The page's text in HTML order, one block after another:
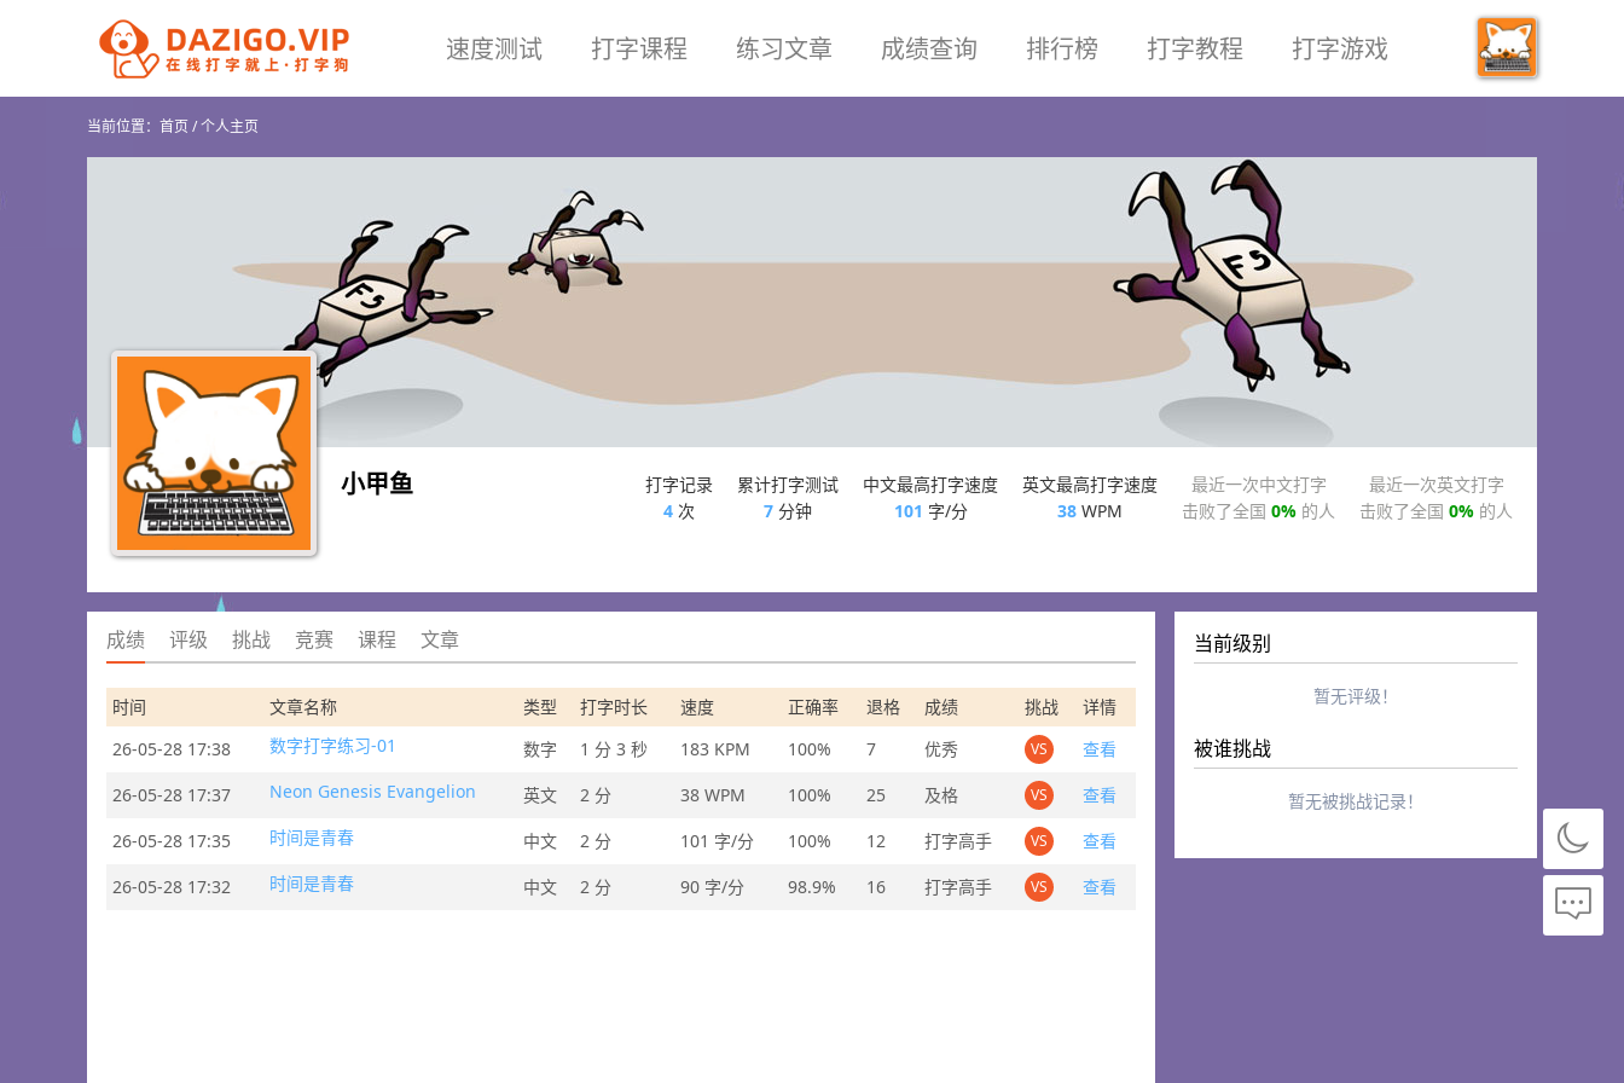
速度测试 打字课程 练习文章 成绩查询 排行榜 打字教程 打字游戏
当前位置： 首页/个人主页
小甲鱼
打字记录
4 次
累计打字测试
7 分钟
中文最高打字速度
101 字/分
英文最高打字速度
38 WPM
最近一次中文打字
击败了全国 0% 的人
最近一次英文打字
击败了全国 0% 的人
成绩 评级 挑战 竞赛 课程 文章
时间 文章名称 类型 打字时长 速度 正确率 退格 成绩 挑战
详情
26-05-28 17:38
数字打字练习-01 数字 1 分 3 秒 183 KPM 100% 7 优秀 VS
查看
26-05-28 17:37
Neon Genesis Evangelion 英文 2 分 38 WPM 100% 25 及格 VS
查看
26-05-28 17:35
时间是青春 中文 2 分 101 字/分 100% 12 打字高手 VS
查看
26-05-28 17:32
时间是青春 中文 2 分 90 字/分 98.9% 16 打字高手 VS 查看
当前级别
暂无评级！
被谁挑战
暂无被挑战记录！